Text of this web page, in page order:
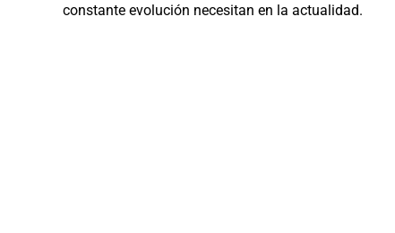
constante evolución necesitan en la actualidad.